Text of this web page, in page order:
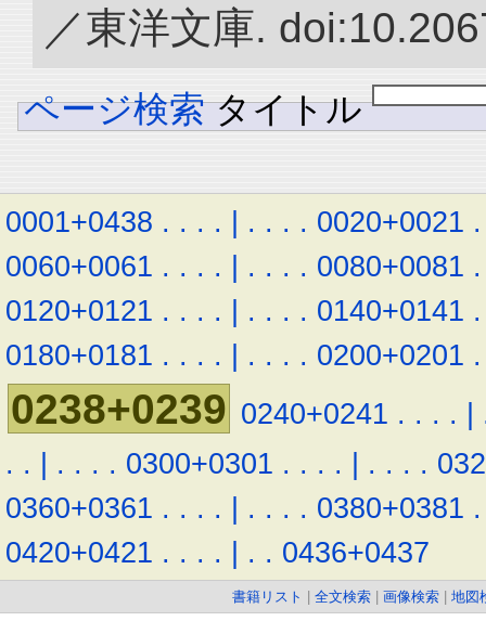
／東洋文庫.
ページ検索 タイトル
0001+0438 . . . . | . . . . 0020+0021 .
0060+0061 . . . . | . . . . 0080+0081 .
0120+0121 . . . . | . . . . 0140+0141 .
0180+0181 . . . . | . . . . 0200+0201 .
0238+0239 0240+0241 . . . . |
. . | . . . . 0300+0301 . . . . | . . . .
0360+0361 . . . . | . . . . 0380+0381 .
0420+0421 . . . . | . . 0436+0437
書籍リスト 全文検索 画像検索 地図